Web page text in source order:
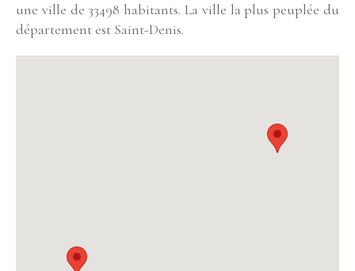
une ville de 33498 habitants. La ville la plus peuplée du
département est Saint-Denis.